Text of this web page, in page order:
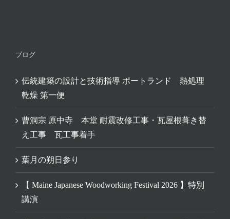
ブログ
伝統建築の設計と技術指導 ポートランド 熱処理
乾燥 第一便
曹洞宗 原中寺 本堂 耐震改修工事・瓦屋根葺き替
え工事 瓦工事着手
葉月の朔日参り
【 Maine Japanese Woodworking Festival 2026 】特別
講演